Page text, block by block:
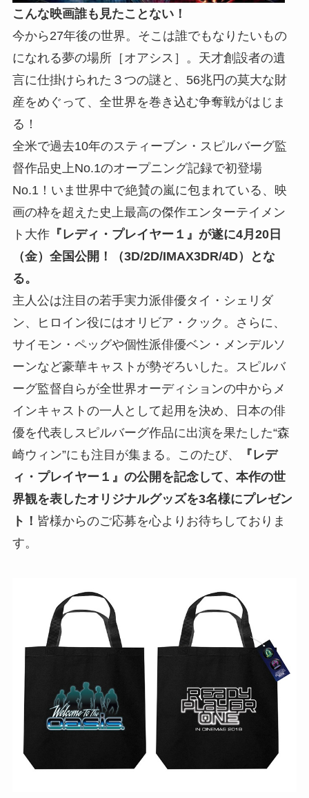
こんな映画誰も見たことない！
今から27年後の世界。そこは誰でもなりたいもの
になれる夢の場所［オアシス］。天才創設者の遺
言に仕掛けられた３つの謎と、56兆円の莫大な財
産をめぐって、全世界を巻き込む争奪戦がはじま
る！
全米で過去10年のスティーブン・スピルバーグ監
督作品史上No.1のオープニング記録で初登場
No.1！いま世界中で絶賛の嵐に包まれている、映
画の枠を超えた史上最高の傑作エンターテイメン
ト大作『レディ・プレイヤー１』が遂に4月20日
（金）全国公開！（3D/2D/IMAX3DR/4D）とな
る。
主人公は注目の若手実力派俳優タイ・シェリダ
ン、ヒロイン役にはオリビア・クック。さらに、
サイモン・ペッグや個性派俳優ベン・メンデルソ
ーンなど豪華キャストが勢ぞろいした。スピルバ
ーグ監督自らが全世界オーディションの中からメ
インキャストの一人として起用を決め、日本の俳
優を代表しスピルバーグ作品に出演を果たした“森
崎ウィン”にも注目が集まる。このたび、
『レデ
ィ・プレイヤー１』の公開を記念して、本作の世
界観を表したオリジナルグッズを3名様にプレゼン
ト！ 皆様からのご応募を心よりお待ちしておりま
す。